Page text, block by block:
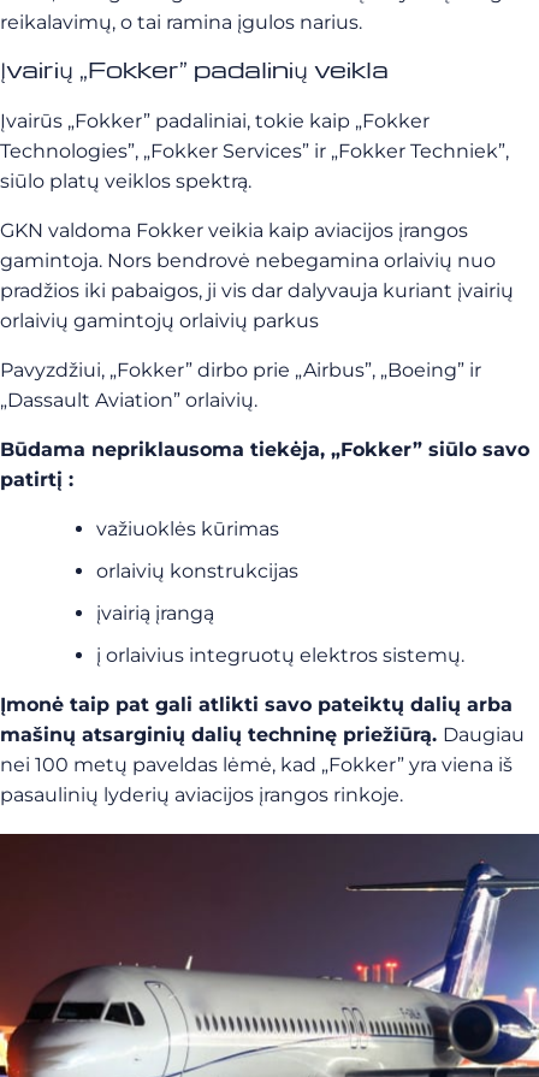
reikalavimų, o tai ramina įgulos narius.
Įvairių „Fokker” padalinių veikla
Įvairūs „Fokker” padaliniai, tokie kaip „Fokker
Technologies”, „Fokker Services” ir „Fokker Techniek”,
siūlo platų veiklos spektrą.
GKN valdoma Fokker veikia kaip aviacijos įrangos
gamintoja. Nors bendrovė nebegamina orlaivių nuo
pradžios iki pabaigos, ji vis dar dalyvauja kuriant įvairių
orlaivių gamintojų orlaivių parkus
Pavyzdžiui, „Fokker” dirbo prie „Airbus”, „Boeing” ir
„Dassault Aviation” orlaivių.
Būdama nepriklausoma tiekėja, „Fokker” siūlo savo
patirtį :
važiuoklės kūrimas
orlaivių konstrukcijas
įvairią įrangą
į orlaivius integruotų elektros sistemų.
Įmonė taip pat gali atlikti savo pateiktų dalių arba
mašinų atsarginių dalių techninę priežiūrą. Daugiau
nei 100 metų paveldas lėmė, kad „Fokker” yra viena iš
pasaulinių lyderių aviacijos įrangos rinkoje.